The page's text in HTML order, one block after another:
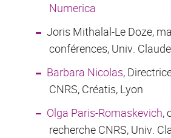
Numerica
Joris Mithalal-Le Doze,
conférences, Univ.
Barbara Nicolas,
CNRS, Créatis, Lyon
Olga Paris-Romaskevich,
recherche CNRS, Univ.